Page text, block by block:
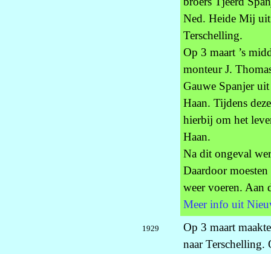
Ned. Heide Mij uit
Terschelling.
Op 3 maart ’s
monteur J.
Gauwe Spanjer
Haan. Tijdens
hierbij om het
Haan.
Na dit ongeval
Daardoor
weer voeren. Aan
Meer info uit
1929
Op 3 maart
naar Terschelling.